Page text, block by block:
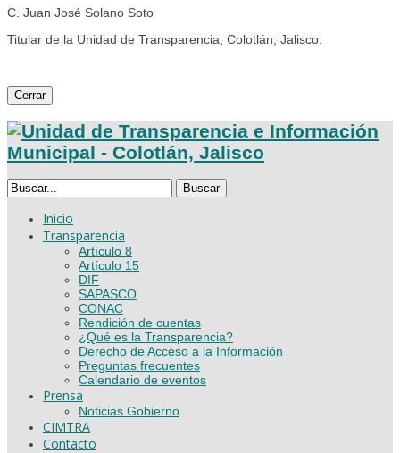
C. Juan José Solano Soto
Titular de la Unidad de Transparencia, Colotlán, Jalisco.
Cerrar
Buscar
Inicio
Transparencia
Artículo 8
Artículo 15
DIF
SAPASCO
CONAC
Rendición de cuentas
¿Qué es la Transparencia?
Derecho de Acceso a la Información
Preguntas frecuentes
Calendario de eventos
Prensa
Noticias Gobierno
CIMTRA
Contacto